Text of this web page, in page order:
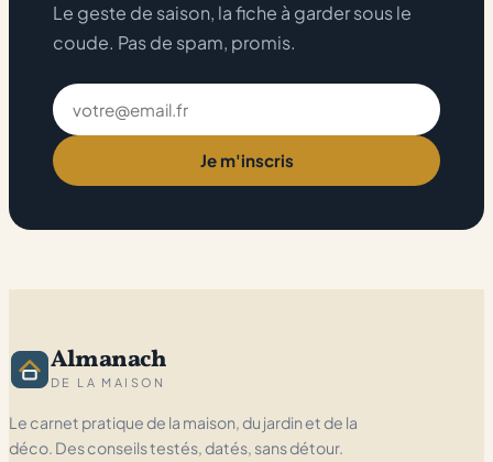
Le geste de saison, la fiche à garder sous le
coude. Pas de spam, promis.
Adresse
email
Je m'inscris
Almanach
DE LA MAISON
Le carnet pratique de la maison, du jardin et de la
déco. Des conseils testés, datés, sans détour.